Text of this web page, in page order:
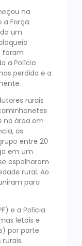
na
a Força
um
foram
a Polícia
perdido e a
rurais
na área em
os
entre 20
em um
espalharam
rural. Ao
para
e a Polícia
letais e
por parte